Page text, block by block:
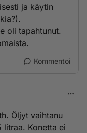
ja käytin
oli tapahtunut.
Kommentoi
Öljyt vaihtanu
litraa. Konetta ei